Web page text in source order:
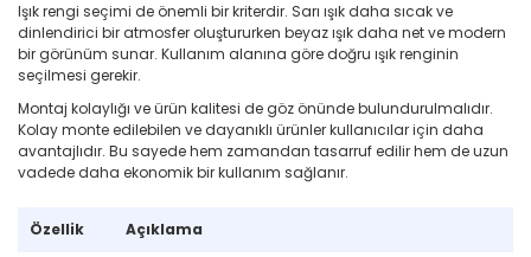
Işık rengi seçimi de önemli bir kriterdir. Sarı ışık daha sıcak ve
dinlendirici bir atmosfer oluştururken beyaz ışık daha net ve modern
bir görünüm sunar. Kullanım alanına göre doğru ışık renginin
seçilmesi gerekir.
Montaj kolaylığı ve ürün kalitesi de göz önünde bulundurulmalıdır.
Kolay monte edilebilen ve dayanıklı ürünler kullanıcılar için daha
avantajlıdır. Bu sayede hem zamandan tasarruf edilir hem de uzun
vadede daha ekonomik bir kullanım sağlanır.
Özellik Açıklama